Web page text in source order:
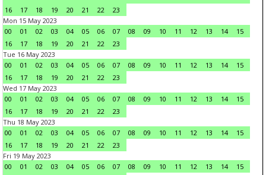
16
17 18 19 20 21 22
23
Mon 15 May 2023
00
01 02 03 04 05 06 07 08 09 10 11 12 13 14
15
16
17 18 19 20 21 22
23
Tue 16 May 2023
00
01 02 03 04 05 06 07 08 09 10 11 12 13 14
15
16
17 18 19 20 21 22
23
Wed 17 May 2023
00
01 02 03 04 05 06 07 08 09 10 11 12 13 14
15
16
17 18 19 20 21 22
23
Thu 18 May 2023
00
01 02 03 04 05 06 07 08 09 10 11 12 13 14
15
16
17 18 19 20 21 22
23
Fri 19 May 2023
00
01 02 03 04 05 06 07 08 09 10 11 12 13 14
15